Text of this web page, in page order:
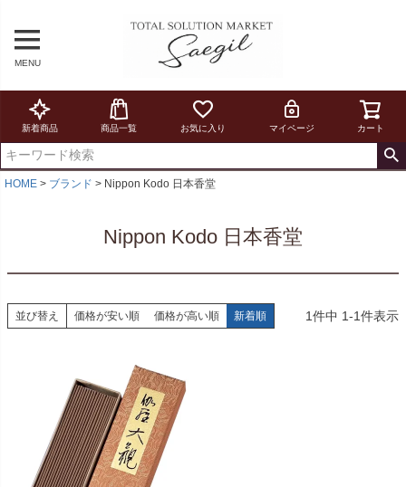
MENU
新着商品 商品一覧 お気に入り マイページ カート
HOME ブランド Nippon Kodo 日本香堂
Nippon Kodo 日本香堂
並び替え 価格が安い順 価格が高い順 新着順 1件中 1-1件表示